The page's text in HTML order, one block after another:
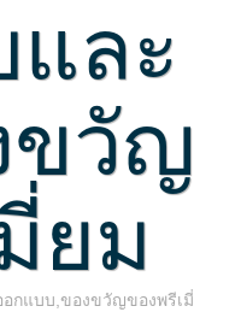
ละ
ขวัญ
ยม
กแบบ,ของขวัญของพรีเมี่